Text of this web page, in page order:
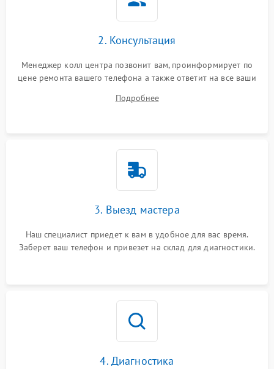
2. Консультация
Менеджер колл центра позвонит вам, проинформирует по
цене ремонта вашего телефона а также ответит на все ваши
Подробнее
3. Выезд мастера
Наш специалист приедет к вам в удобное для вас время.
Заберет ваш телефон и привезет на склад для диагностики.
4. Диагностика